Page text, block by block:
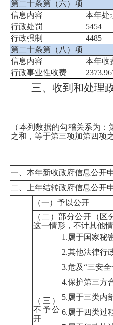
第二十条第（六）项
信息内容
本年处
行政处罚
5454
行政强制
4485
第二十条第（八）项
信息内容
本年收
行政事业性收费
三、收到和处理
（本列数据的勾稽关系为：
之和，等于第三项加第四项之
一、本年新收政府信息公开
二、上年结转政府信息公开
（一）予以公开
（二）部分公开（区
这一情形，不计其他情
（三）
不予公
开
1.属于国家秘
2.其他法律行
3.危及“三安全
4.保护第三方
5.属于三类内
6.属于四类过